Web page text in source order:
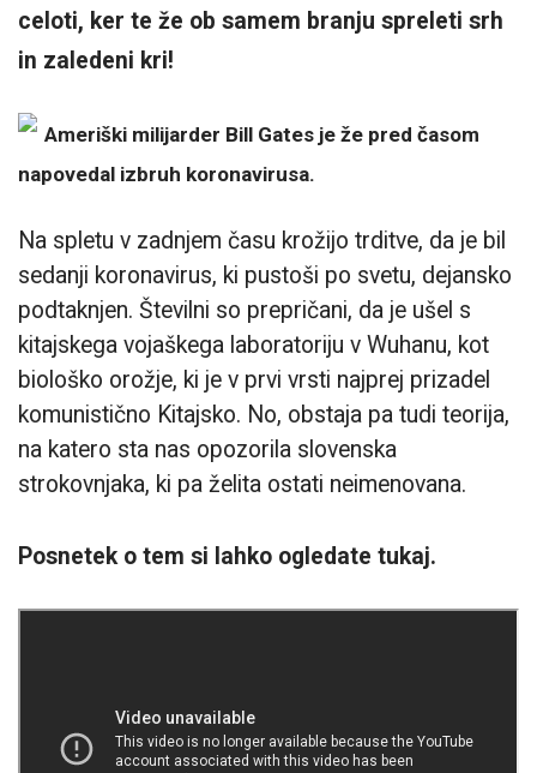
celoti, ker te že ob samem branju spreleti srh
in zaledeni kri!
Ameriški milijarder Bill Gates je že pred časom
napovedal izbruh koronavirusa.
Na spletu v zadnjem času krožijo trditve, da je bil
sedanji koronavirus, ki pustoši po svetu, dejansko
podtaknjen. Številni so prepričani, da je ušel s
kitajskega vojaškega laboratoriju v Wuhanu, kot
biološko orožje, ki je v prvi vrsti najprej prizadel
komunistično Kitajsko. No, obstaja pa tudi teorija,
na katero sta nas opozorila slovenska
strokovnjaka, ki pa želita ostati neimenovana.
Posnetek o tem si lahko ogledate tukaj.